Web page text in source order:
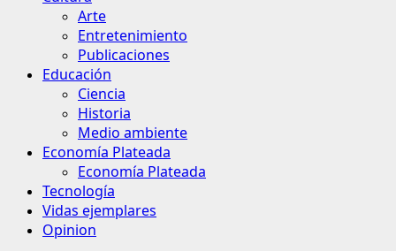
Arte
Entretenimiento
Publicaciones
Educación
Ciencia
Historia
Medio ambiente
Economía Plateada
Economía Plateada
Tecnología
Vidas ejemplares
Opinion